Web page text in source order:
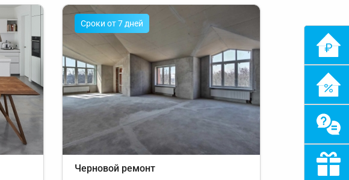
Cроки от 7 дней
Черновой ремонт